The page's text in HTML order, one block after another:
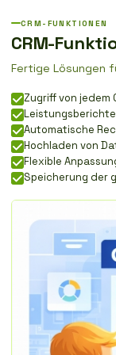
CRM-FUNKTIONEN
CRM-
Fertige Lösungen
Zugriff von jedem
Automatische
Hochladen von
Flexible
Speicherung der